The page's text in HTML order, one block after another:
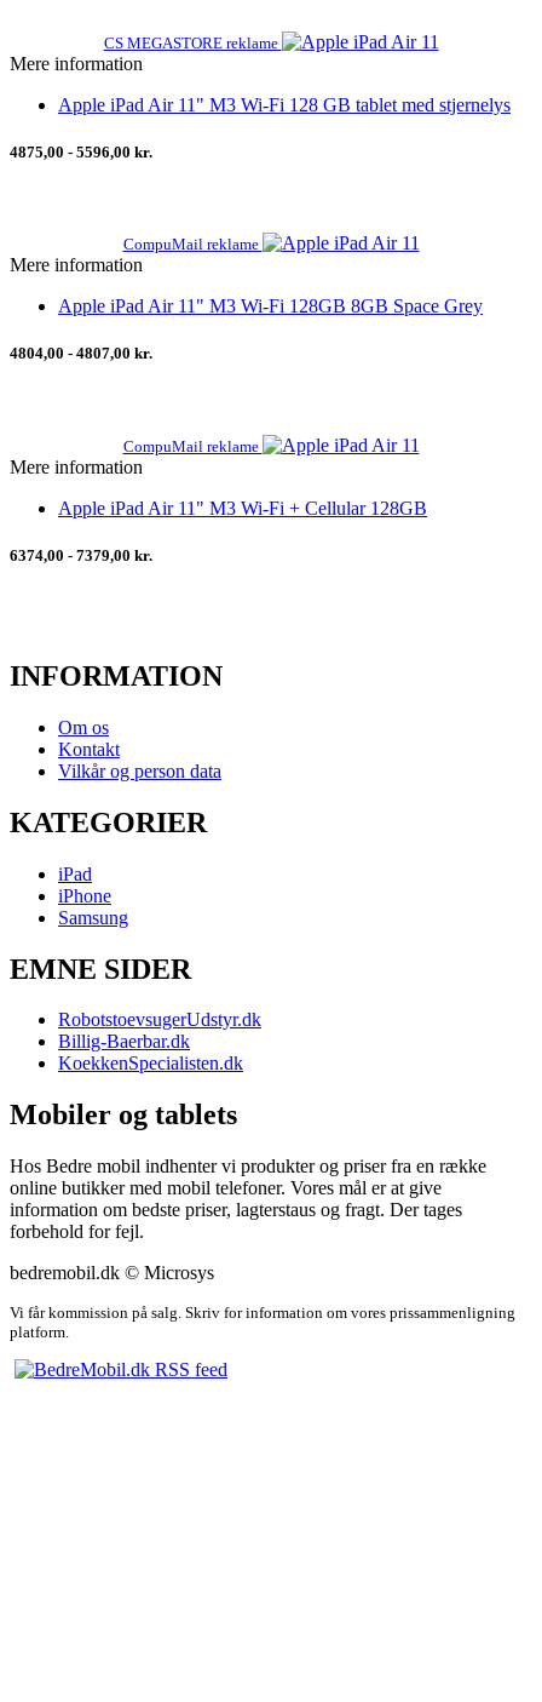
CS MEGASTORE reklame
Mere information
Apple iPad Air 11" M3 Wi-Fi 128 GB tablet med stjernelys
4875,00 - 5596,00 kr.
CompuMail reklame
Mere information
Apple iPad Air 11" M3 Wi-Fi 128GB 8GB Space Grey
4804,00 - 4807,00 kr.
CompuMail reklame
Mere information
Apple iPad Air 11" M3 Wi-Fi + Cellular 128GB
6374,00 - 7379,00 kr.
INFORMATION
Om os
Kontakt
Vilkår og person data
KATEGORIER
iPad
iPhone
Samsung
EMNE SIDER
RobotstoevsugerUdstyr.dk
Billig-Baerbar.dk
KoekkenSpecialisten.dk
Mobiler og tablets
Hos Bedre mobil indhenter vi produkter og priser fra en række
online butikker med mobil telefoner. Vores mål er at give
information om bedste priser, lagterstaus og fragt. Der tages
forbehold for fejl.
bedremobil.dk © Microsys
Vi får kommission på salg. Skriv for information om vores prissammenligning
platform.